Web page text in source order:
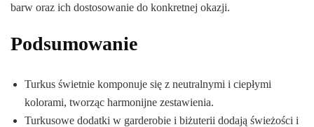
barw oraz ich dostosowanie do konkretnej okazji.
Podsumowanie
Turkus świetnie komponuje się z neutralnymi i ciepłymi
kolorami, tworząc harmonijne zestawienia.
Turkusowe dodatki w garderobie i biżuterii dodają świeżości i